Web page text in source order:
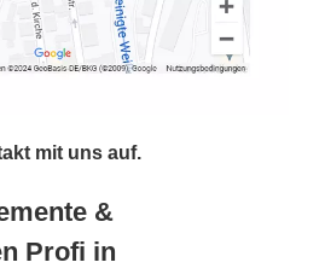
mit uns auf.
&
Profi in